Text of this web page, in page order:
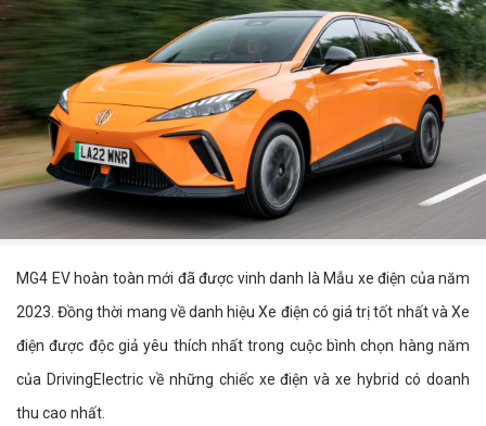
MG4 EV hoàn toàn mới đã được vinh danh là Mẫu xe điện của năm
2023. Đồng thời mang về danh hiệu Xe điện có giá trị tốt nhất và Xe
điện được độc giả yêu thích nhất trong cuộc bình chọn hàng năm
của DrivingElectric về những chiếc xe điện và xe hybrid có doanh
thu cao nhất.